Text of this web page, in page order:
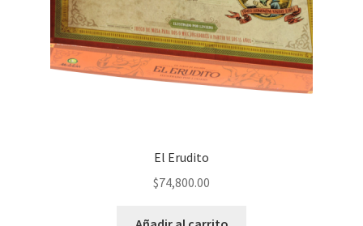
El Erudito
$74,800.00